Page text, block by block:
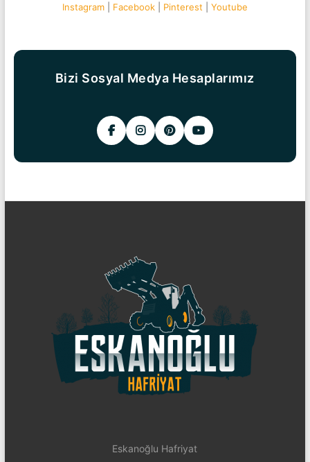
Instagram| Facebook| Pinterest Youtube
Bizi Sosyal Medya Hesaplarımız
Eskanoğlu Hafriyat